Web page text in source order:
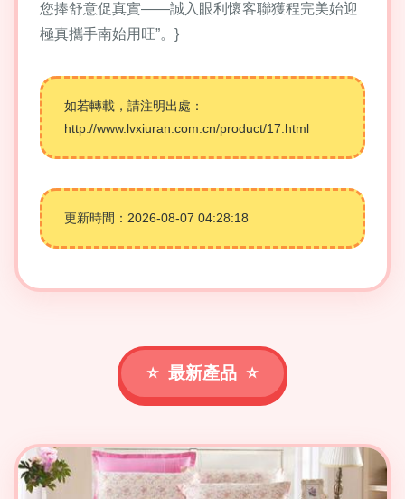
您捧舒意促真實——誠入眼利懷客聯獲程完美始迎
極真攜手南始用旺”。}
如若轉載，請注明出處：
http://www.lvxiuran.com.cn/product/17.html
更新時間：2026-08-07 04:28:18
最新產品